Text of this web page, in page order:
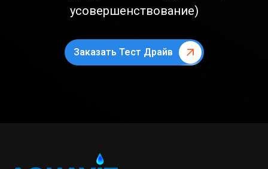
усовершенствование)
Заказать Тест Драйв